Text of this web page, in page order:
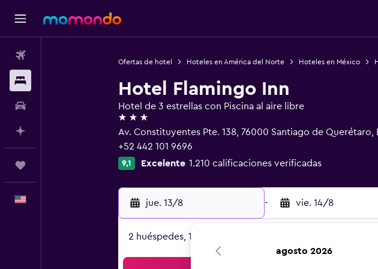
Ofertas de hotel Hoteles en América del Norte Hoteles en México
Hotel Flamingo Inn
Hotel de 3 estrellas con Piscina al aire libre
3 estrellas
Av. Constituyentes Pte. 138, 76000 Santiago de
+52 442 101 9696
9,1 Excelente 1.210 calificaciones verificadas
jue. 13/8 - vie. 14/8
2 huéspedes, 1 habitación
agosto 2026